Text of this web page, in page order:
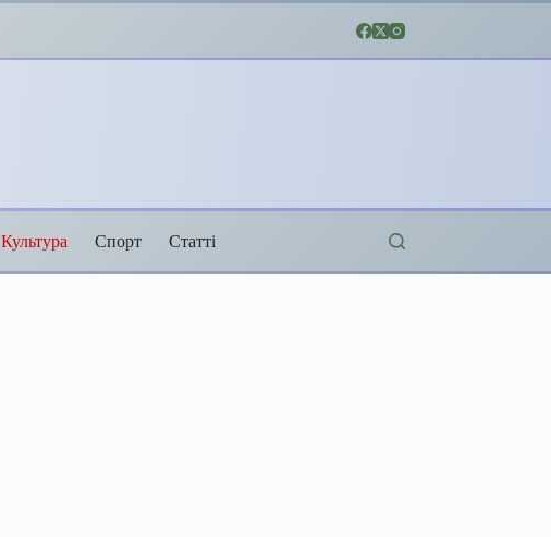
Культура Спорт Статті